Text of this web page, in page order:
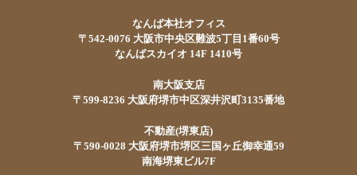
なんば本社オフィス
〒542-0076 大阪市中央区難波5丁目1番60号
なんばスカイオ 14F 1410号
南大阪支店
〒599-8236 大阪府堺市中区深井沢町3135番地
不動産(堺東店)
〒590-0028 大阪府堺市堺区三国ヶ丘御幸通59
南海堺東ビル7F